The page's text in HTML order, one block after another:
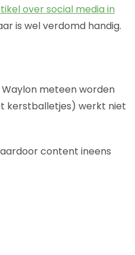
over social media in
is wel verdomd handig.
Waylon meteen worden
kerstballetjes) werkt niet
content ineens